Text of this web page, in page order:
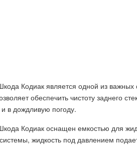
Кодиак является одной из
обеспечить чистоту заднего
в дождливую погоду.
Кодиак оснащен емкостью для
жидкость под давлением